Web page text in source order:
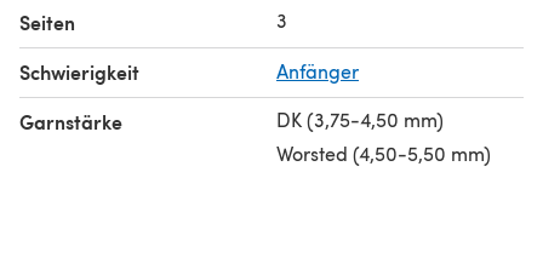
Seiten 3
Schwierigkeit Anfänger
Garnstärke
DK (3,75-4,50 mm)
Worsted (4,50-5,50 mm)